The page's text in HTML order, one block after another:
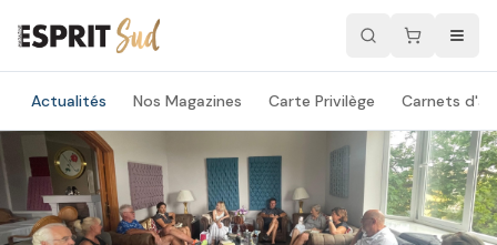
Actualités Nos Magazines Carte Privilège Carnets